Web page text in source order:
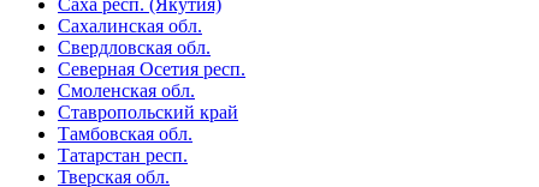
Сахалинская обл.
Свердловская обл.
Северная Осетия респ.
Смоленская обл.
Ставропольский край
Тамбовская обл.
Татарстан респ.
Тверская обл.